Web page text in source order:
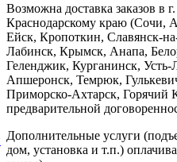
Возможна доставка заказов в
Краснодарскому краю (Сочи,
Ейск, Кропоткин, Славянск-
Лабинск, Крымск, Анапа,
Геленджик, Курганинск, Усть-
Апшеронск, Темрюк,
Приморско-Ахтарск,
предварительной
Дополнительные услуги
дом, установка и т.п.)